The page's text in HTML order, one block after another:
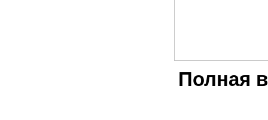
Полная